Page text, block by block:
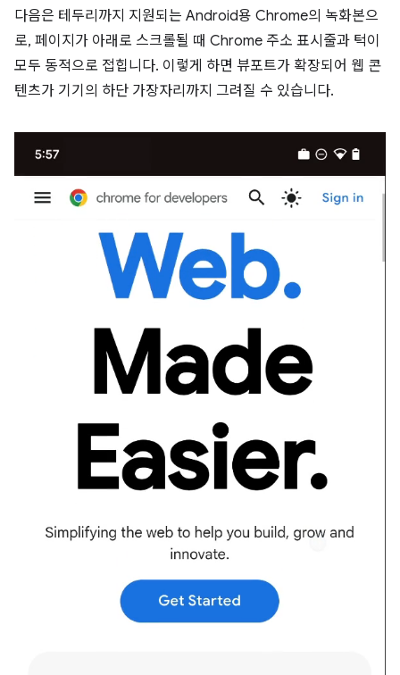
다음은 테두리까지 지원되는 Android용 Chrome의 녹화본으
로, 페이지가 아래로 스크롤될 때 Chrome 주소 표시줄과 턱이
모두 동적으로 접힙니다. 이렇게 하면 뷰포트가 확장되어 웹 콘
텐츠가 기기의 하단 가장자리까지 그려질 수 있습니다.